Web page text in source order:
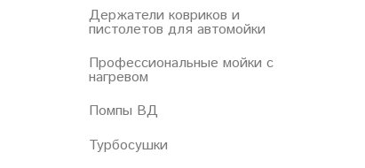
Держатели ковриков и
пистолетов для автомойки
Профессиональные мойки с
нагревом
Помпы ВД
Турбосушки